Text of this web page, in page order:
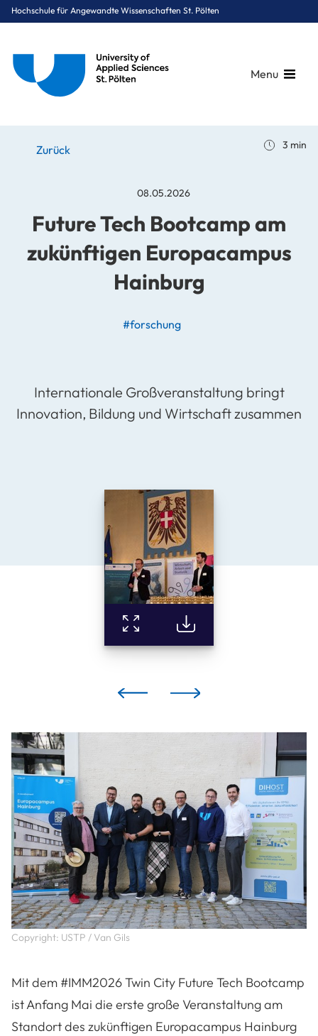
Hochschule für Angewandte Wissenschaften St. Pölten
Menu
Tech Bootcamp am zukünftigen Europacampus Hainburg
Zurück 3 min
Future Tech Bootcamp am
zukünftigen Europacampus
Hainburg
#forschung
08.05.2026
Internationale Großveranstaltung bringt
Innovation, Bildung und Wirtschaft zusammen
View FullscreenDownload Image
Copyright: USTP / Van Gils
Mit dem #IMM2026 Twin City Future Tech Bootcamp
ist Anfang Mai die erste große Veranstaltung am
Standort des zukünftigen Europacampus Hainburg